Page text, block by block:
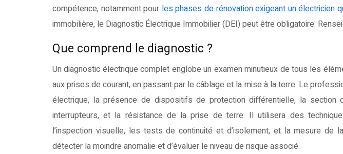
compétence, notamment pour les phases de rénovation exigeant un électricien
immobilière, le Diagnostic Électrique Immobilier (DEI) peut être obligatoire.
Que comprend le diagnostic ?
Un diagnostic électrique complet englobe un examen minutieux de tous les
aux prises de courant, en passant par le câblage et la mise à la terre. Le
électrique, la présence de dispositifs de protection différentielle, la
interrupteurs, et la résistance de la prise de terre. Il utilisera des
l’inspection visuelle, les tests de continuité et d’isolement, et la mesure de
détecter la moindre anomalie et d’évaluer le niveau de risque associé.